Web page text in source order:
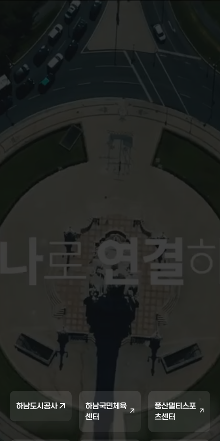
하남도시공사
하남국민체육
센터
풍산멀티스포
츠센터